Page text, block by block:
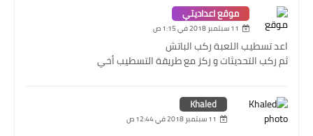
موقع اعداديتي
11 سبتمبر 2018 في 1:15 ص
اعد تسطيب اللعبة ركب الباتش
ثم ركب التحديثات و ركز مع طريقة التسطيب أخي
Khaled
11 سبتمبر 2018 في 12:44 ص